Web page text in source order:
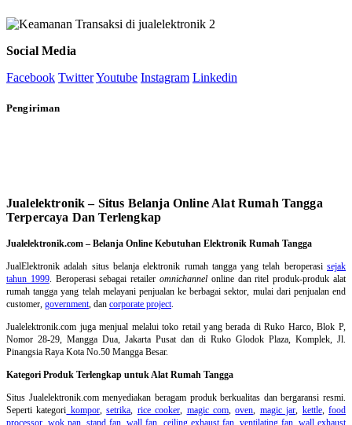
Social Media
Facebook TwitterYoutube Instagram Linkedin
Pengiriman
Jualelektronik – Situs Belanja Online Alat Rumah Tangga
Terpercaya Dan Terlengkap
Jualelektronik.com – Belanja Online Kebutuhan Elektronik Rumah Tangga
JualElektronik adalah situs belanja elektronik rumah tanggayang telah beroperasisejak
tahun 1999. Beroperasi sebagai retaileromnichannel online dan ritel produk-produk alat
rumah tangga yang telah melayani penjualan ke berbagai sektor, mulai dari penjualan end
customer, government, dan corporate project.
Jualelektronik.com juga menjual melalui toko retail yang berada di Ruko Harco, Blok P,
Nomor 28-29, Mangga Dua, Jakarta Pusat dan di Ruko Glodok Plaza, Komplek, Jl.
Pinangsia Raya Kota No.50 Mangga Besar.
Kategori Produk Terlengkap untuk Alat Rumah Tangga
Situs Jualelektronik.com menyediakan beragam produk berkualitas dan bergaransi resmi.
Seperti kategori kompor,setrika, rice cooker, magic com,oven, magic jar, kettle,food
processor,wok pan,stand fan,wall fan, ceiling exhaust fan, ventilating fan, wall exhaust